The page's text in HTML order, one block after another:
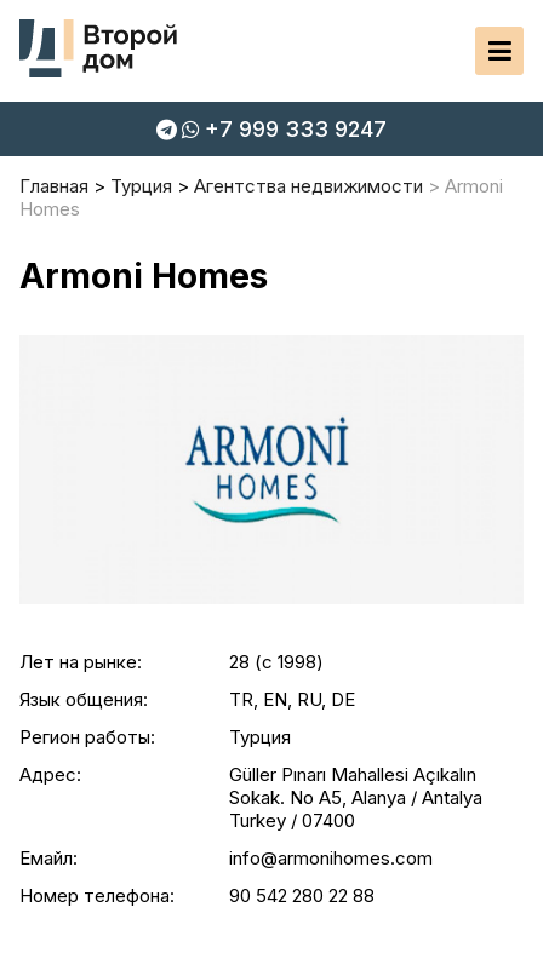
+7 999 333 9247
Главная Турция Агентства недвижимости
Armoni
Homes
Armoni Homes
Лет на рынке:
28 (c 1998)
Язык общения:
TR, EN, RU, DE
Регион работы:
Турция
Адрес:
Güller Pınarı Mahallesi Açıkalın
Sokak. No A5, Alanya / Antalya
Turkey / 07400
Емайл:
info@armonihomes.com
Номер телефона:
90 542 280 22 88